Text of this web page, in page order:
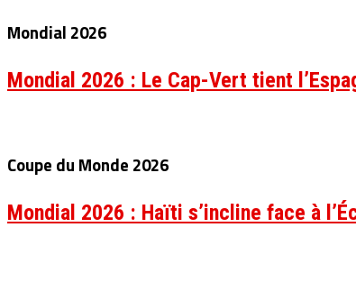
Mondial 2026
Mondial 2026 : Le Cap-Vert tient
Coupe du Monde 2026
Mondial 2026 : Haïti s’incline face à